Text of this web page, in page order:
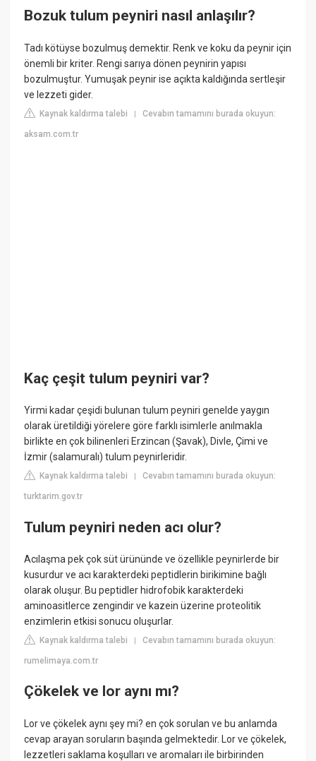
Bozuk tulum peyniri nasıl anlaşılır?
Tadı kötüyse bozulmuş demektir. Renk ve koku da peynir için
önemli bir kriter. Rengi sarıya dönen peynirin yapısı
bozulmuştur. Yumuşak peynir ise açıkta kaldığında sertleşir
ve lezzeti gider.
Kaynak kaldırma talebi |Cevabın tamamını burada okuyun:
aksam.com.tr
Kaç çeşit tulum peyniri var?
Yirmi kadar çeşidi bulunan tulum peyniri genelde yaygın
olarak üretildiği yörelere göre farklı isimlerle anılmakla
birlikte en çok bilinenleri Erzincan (Şavak), Divle, Çimi ve
İzmir (salamuralı) tulum peynirleridir.
Kaynak kaldırma talebi |Cevabın tamamını burada okuyun:
turktarim.gov.tr
Tulum peyniri neden acı olur?
Acılaşma pek çok süt ürününde ve özellikle peynirlerde bir
kusurdur ve acı karakterdeki peptidlerin birikimine bağlı
olarak oluşur. Bu peptidler hidrofobik karakterdeki
aminoasitlerce zengindir ve kazein üzerine proteolitik
enzimlerin etkisi sonucu oluşurlar.
Kaynak kaldırma talebi |Cevabın tamamını burada okuyun:
rumelimaya.com.tr
Çökelek ve lor aynı mı?
Lor ve çökelek aynı şey mi? en çok sorulan ve bu anlamda
cevap arayan soruların başında gelmektedir. Lor ve çökelek,
lezzetleri saklama koşulları ve aromaları ile birbirinden